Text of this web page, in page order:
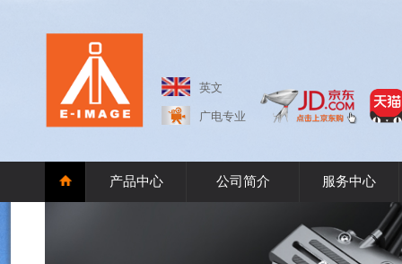
英文
广电专业
产品中心 公司简介 服务中心